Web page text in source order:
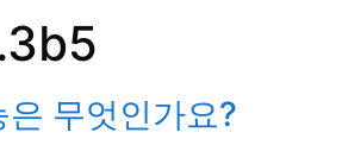
무엇인가요?